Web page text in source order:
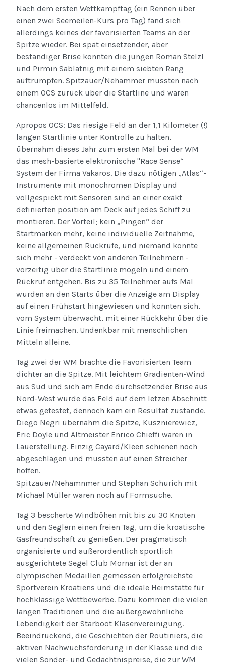
Nach dem ersten Wettkampftag (ein Rennen über
einen zwei Seemeilen-Kurs pro Tag) fand sich
allerdings keines der favorisierten Teams an der
Spitze wieder. Bei spät einsetzender, aber
beständiger Brise konnten die jungen Roman Stelzl
und Pirmin Sablatnig mit einem siebten Rang
auftrumpfen. Spitzauer/Nehammer mussten nach
einem OCS zurück über die Startline und waren
chancenlos im Mittelfeld.
Apropos OCS: Das riesige Feld an der 1,1 Kilometer (!)
langen Startlinie unter Kontrolle zu halten,
übernahm dieses Jahr zum ersten Mal bei der WM
das mesh-basierte elektronische "Race Sense“
System der Firma Vakaros. Die dazu nötigen „Atlas“-
Instrumente mit monochromen Display und
vollgespickt mit Sensoren sind an einer exakt
definierten position am Deck auf jedes Schiff zu
montieren. Der Vorteil; kein „Pingen“ der
Startmarken mehr, keine individuelle Zeitnahme,
keine allgemeinen Rückrufe, und niemand konnte
sich mehr - verdeckt von anderen Teilnehmern -
vorzeitig über die Startlinie mogeln und einem
Rückruf entgehen. Bis zu 35 Teilnehmer aufs Mal
wurden an den Starts über die Anzeige am Display
auf einen Frühstart hingewiesen und konnten sich,
vom System überwacht, mit einer Rückkehr über die
Linie freimachen. Undenkbar mit menschlichen
Mitteln alleine.
Tag zwei der WM brachte die Favorisierten Team
dichter an die Spitze. Mit leichtem Gradienten-Wind
aus Süd und sich am Ende durchsetzender Brise aus
Nord-West wurde das Feld auf dem letzen Abschnitt
etwas getestet, dennoch kam ein Resultat zustande.
Diego Negri übernahm die Spitze, Kusznierewicz,
Eric Doyle und Altmeister Enrico Chieffi waren in
Lauerstellung. Einzig Cayard/Kleen schienen noch
abgeschlagen und mussten auf einen Streicher
hoffen.
Spitzauer/Nehamnmer und Stephan Schurich mit
Michael Müller waren noch auf Formsuche.
Tag 3 bescherte Windböhen mit bis zu 30 Knoten
und den Seglern einen freien Tag, um die kroatische
Gasfreundschaft zu genießen. Der pragmatisch
organisierte und außerordentlich sportlich
ausgerichtete Segel Club Mornar ist der an
olympischen Medaillen gemessen erfolgreichste
Sportverein Kroatiens und die ideale Heimstätte für
hochklassige Wettbewerbe. Dazu kommen die vielen
langen Traditionen und die außergewöhnliche
Lebendigkeit der Starboot Klasenvereinigung.
Beeindruckend, die Geschichten der Routiniers, die
aktiven Nachwuchsförderung in der Klasse und die
vielen Sonder- und Gedächtnispreise, die zur WM